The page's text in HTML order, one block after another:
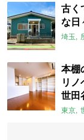
古く
な日
埼玉
本棚
リ
世田
東京